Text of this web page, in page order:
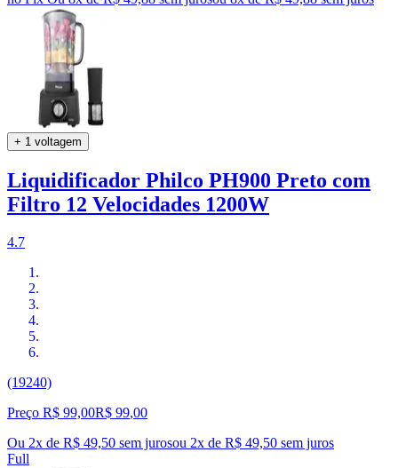
+ 1 voltagem
Liquidificador Philco PH900 Preto com
Filtro 12 Velocidades 1200W
4.7
(19240)
Preço R$ 99,00R$ 99,00
Ou 2x de R$ 49,50 sem jurosou 2x de R$ 49,50 sem juros
Full